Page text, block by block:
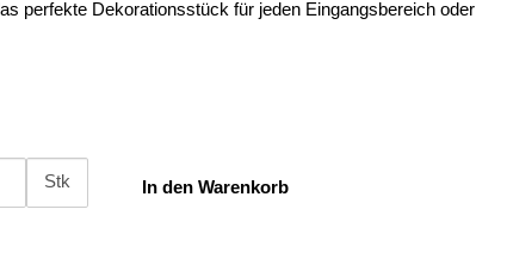
perfekte Dekorationsstück für jeden Eingangsbereich oder
Stk In den Warenkorb